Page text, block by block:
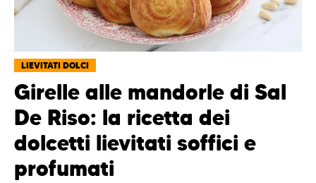
LIEVITATI DOLCI
Girelle alle mandorle di Sal
De Riso: la ricetta dei
dolcetti lievitati soffici e
profumati